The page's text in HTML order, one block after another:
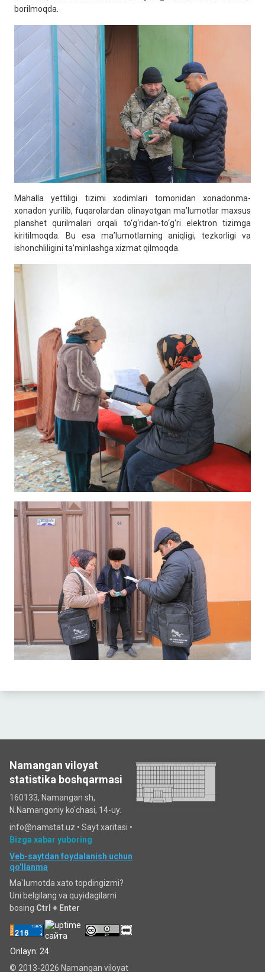
borilmoqda.
Mahalla yettiligi tizimi xodimlari tomonidan xonadonma-
xonadon yurilib, fuqarolardan olinayotgan ma’lumotlar maxsus
planshet qurilmalari orqali to‘g‘ridan-to‘g‘ri elektron tizimga
kiritilmoqda. Bu esa ma’lumotlarning aniqligi, tezkorligi va
ishonchliligini ta’minlashga xizmat qilmoqda.
Namangan viloyat
statistika boshqarmasi
160133, Namangan sh,
N.Namangoniy ko'chasi, 14-uy.
info@namstat.uz • Sayt xaritasi •
Bizga xabar yuboring
Veb-saytdan foydalanish uchun
qo'llanma
Ma`lumotda xato topdingizmi?
Uni belgilang va quyidagilarni
bosing Ctrl + Enter
Onlayn: 24
© 2013-2026 Namangan viloyat